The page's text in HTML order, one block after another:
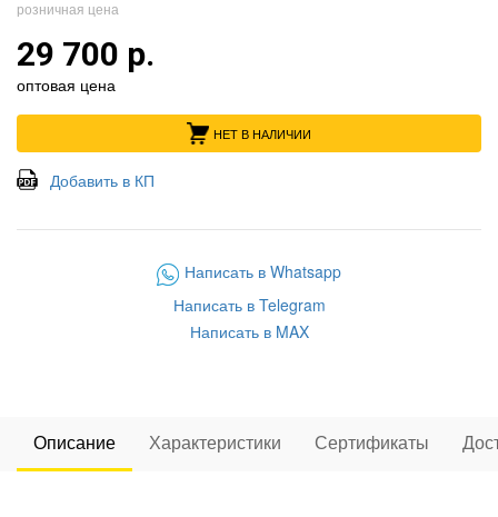
розничная цена
29 700 р.
оптовая цена
НЕТ В НАЛИЧИИ
Добавить в КП
Написать в Whatsapp
Написать в Telegram
Написать в MAX
Описание Характеристики Сертификаты